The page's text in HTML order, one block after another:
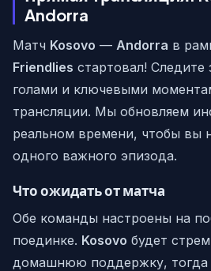
Andorra
Матч Kosovo — Andorra в
Friendlies стартовал!
голами и ключевыми
трансляции. Мы обновляем
реальном времени, чтобы вы
одного важного эпизода.
Что ожидать от матча
Обе команды настроены на
поединке. Kosovo будет
домашнюю поддержку, тогда